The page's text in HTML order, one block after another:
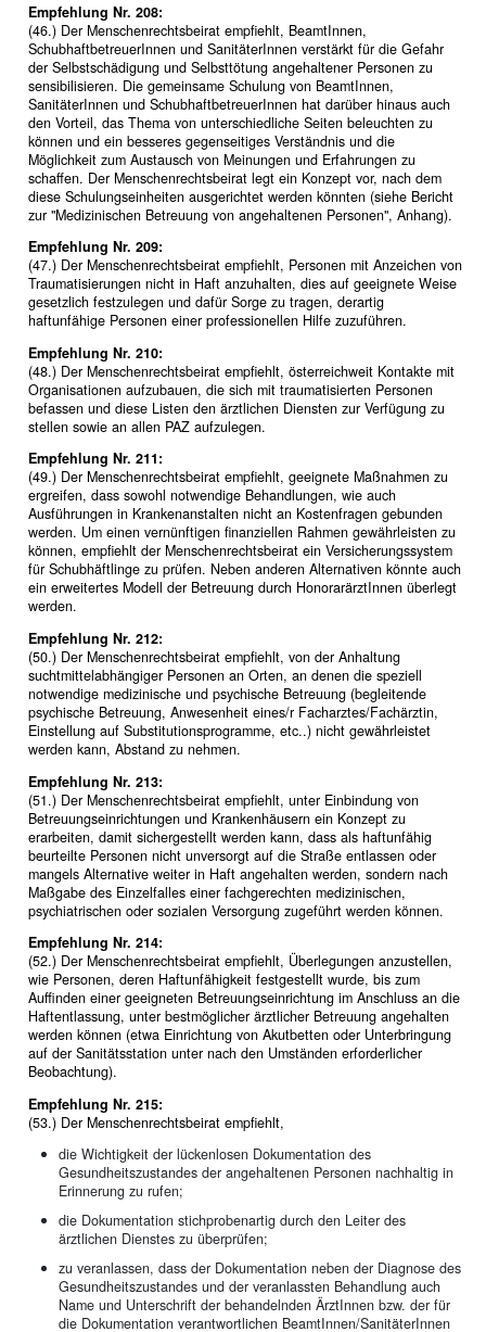
Empfehlung Nr. 208:
(46.) Der Menschenrechtsbeirat empfiehlt, BeamtInnen,
SchubhaftbetreuerInnen und SanitäterInnen verstärkt für die Gefahr
der Selbstschädigung und Selbsttötung angehaltener Personen zu
sensibilisieren. Die gemeinsame Schulung von BeamtInnen,
SanitäterInnen und SchubhaftbetreuerInnen hat darüber hinaus auch
den Vorteil, das Thema von unterschiedliche Seiten beleuchten zu
können und ein besseres gegenseitiges Verständnis und die
Möglichkeit zum Austausch von Meinungen und Erfahrungen zu
schaffen. Der Menschenrechtsbeirat legt ein Konzept vor, nach dem
diese Schulungseinheiten ausgerichtet werden könnten (siehe Bericht
zur "Medizinischen Betreuung von angehaltenen Personen", Anhang).
Empfehlung Nr. 209:
(47.) Der Menschenrechtsbeirat empfiehlt, Personen mit Anzeichen von
Traumatisierungen nicht in Haft anzuhalten, dies auf geeignete Weise
gesetzlich festzulegen und dafür Sorge zu tragen, derartig
haftunfähige Personen einer professionellen Hilfe zuzuführen.
Empfehlung Nr. 210:
(48.) Der Menschenrechtsbeirat empfiehlt, österreichweit Kontakte mit
Organisationen aufzubauen, die sich mit traumatisierten Personen
befassen und diese Listen den ärztlichen Diensten zur Verfügung zu
stellen sowie an allen PAZ aufzulegen.
Empfehlung Nr. 211:
(49.) Der Menschenrechtsbeirat empfiehlt, geeignete Maßnahmen zu
ergreifen, dass sowohl notwendige Behandlungen, wie auch
Ausführungen in Krankenanstalten nicht an Kostenfragen gebunden
werden. Um einen vernünftigen finanziellen Rahmen gewährleisten zu
können, empfiehlt der Menschenrechtsbeirat ein Versicherungssystem
für Schubhäftlinge zu prüfen. Neben anderen Alternativen könnte auch
ein erweitertes Modell der Betreuung durch HonorarärztInnen überlegt
werden.
Empfehlung Nr. 212:
(50.) Der Menschenrechtsbeirat empfiehlt, von der Anhaltung
suchtmittelabhängiger Personen an Orten, an denen die speziell
notwendige medizinische und psychische Betreuung (begleitende
psychische Betreuung, Anwesenheit eines/r Facharztes/Fachärztin,
Einstellung auf Substitutionsprogramme, etc..) nicht gewährleistet
werden kann, Abstand zu nehmen.
Empfehlung Nr. 213:
(51.) Der Menschenrechtsbeirat empfiehlt, unter Einbindung von
Betreuungseinrichtungen und Krankenhäusern ein Konzept zu
erarbeiten, damit sichergestellt werden kann, dass als haftunfähig
beurteilte Personen nicht unversorgt auf die Straße entlassen oder
mangels Alternative weiter in Haft angehalten werden, sondern nach
Maßgabe des Einzelfalles einer fachgerechten medizinischen,
psychiatrischen oder sozialen Versorgung zugeführt werden können.
Empfehlung Nr. 214:
(52.) Der Menschenrechtsbeirat empfiehlt, Überlegungen anzustellen,
wie Personen, deren Haftunfähigkeit festgestellt wurde, bis zum
Auffinden einer geeigneten Betreuungseinrichtung im Anschluss an die
Haftentlassung, unter bestmöglicher ärztlicher Betreuung angehalten
werden können (etwa Einrichtung von Akutbetten oder Unterbringung
auf der Sanitätsstation unter nach den Umständen erforderlicher
Beobachtung).
Empfehlung Nr. 215:
(53.) Der Menschenrechtsbeirat empfiehlt,
die Wichtigkeit der lückenlosen Dokumentation des
Gesundheitszustandes der angehaltenen Personen nachhaltig in
Erinnerung zu rufen;
die Dokumentation stichprobenartig durch den Leiter des
ärztlichen Dienstes zu überprüfen;
zu veranlassen, dass der Dokumentation neben der Diagnose des
Gesundheitszustandes und der veranlassten Behandlung auch
Name und Unterschrift der behandelnden ÄrztInnen bzw. der für
die Dokumentation verantwortlichen BeamtInnen/SanitäterInnen